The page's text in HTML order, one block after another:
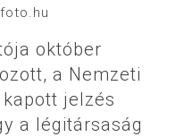
október
a Nemzeti
jelzés
a légitársaság